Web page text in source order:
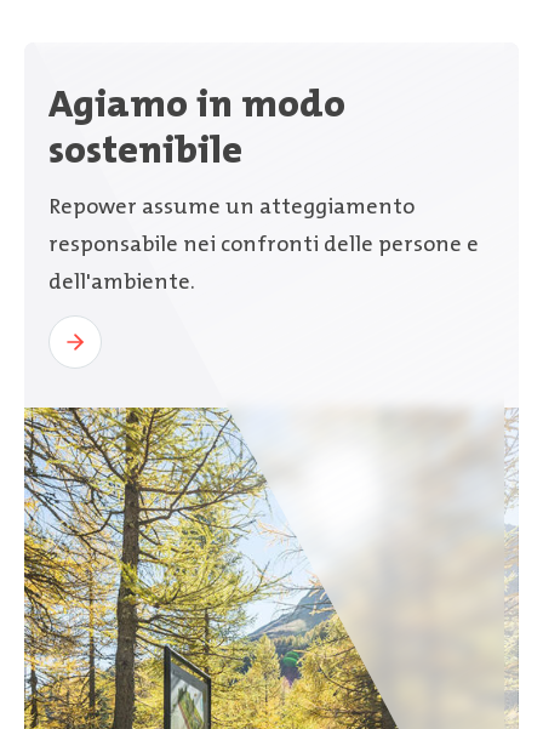
Agiamo in modo
sostenibile
Repower assume un atteggiamento
responsabile nei confronti delle persone e
dell'ambiente.